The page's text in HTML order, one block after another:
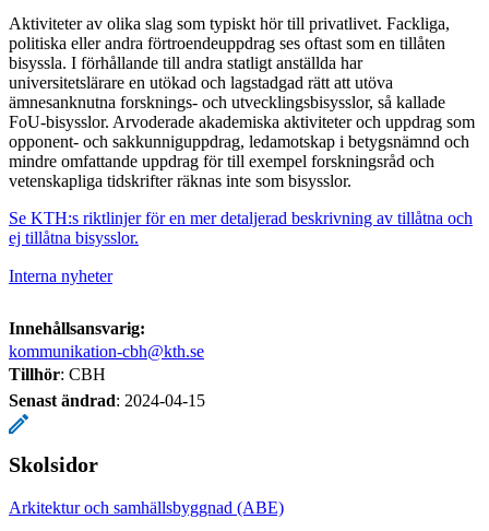
Aktiviteter av olika slag som typiskt hör till privatlivet. Fackliga,
politiska eller andra förtroendeuppdrag ses oftast som en tillåten
bisyssla. I förhållande till andra statligt anställda har
universitetslärare en utökad och lagstadgad rätt att utöva
ämnesanknutna forsknings- och utvecklingsbisysslor, så kallade
FoU-bisysslor. Arvoderade akademiska aktiviteter och uppdrag som
opponent- och sakkunniguppdrag, ledamotskap i betygsnämnd och
mindre omfattande uppdrag för till exempel forskningsråd och
vetenskapliga tidskrifter räknas inte som bisysslor.
Se KTH:s riktlinjer för en mer detaljerad beskrivning av tillåtna och
ej tillåtna bisysslor.
Interna nyheter
Innehållsansvarig:
kommunikation-cbh@kth.se
Tillhör: CBH
Senast ändrad: 2024-04-15
Skolsidor
Arkitektur och samhällsbyggnad (ABE)